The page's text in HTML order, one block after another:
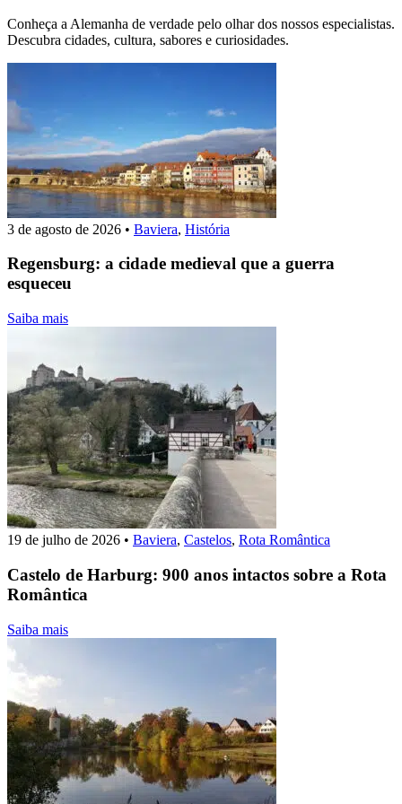
Conheça a Alemanha de verdade pelo olhar dos nossos especialistas.
Descubra cidades, cultura, sabores e curiosidades.
3 de agosto de 2026 • Baviera, História
Regensburg: a cidade medieval que a guerra
esqueceu
Saiba mais
19 de julho de 2026 • Baviera, Castelos, Rota Romântica
Castelo de Harburg: 900 anos intactos sobre a Rota
Romântica
Saiba mais